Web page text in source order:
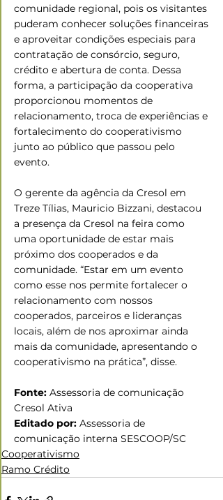
comunidade regional, pois os visitantes
puderam conhecer soluções financeiras
e aproveitar condições especiais para
contratação de consórcio, seguro,
crédito e abertura de conta. Dessa
forma, a participação da cooperativa
proporcionou momentos de
relacionamento, troca de experiências e
fortalecimento do cooperativismo
junto ao público que passou pelo
evento.
O gerente da agência da Cresol em
Treze Tílias, Mauricio Bizzani, destacou
a presença da Cresol na feira como
uma oportunidade de estar mais
próximo dos cooperados e da
comunidade. “Estar em um evento
como esse nos permite fortalecer o
relacionamento com nossos
cooperados, parceiros e lideranças
locais, além de nos aproximar ainda
mais da comunidade, apresentando o
cooperativismo na prática”, disse.
Fonte: Assessoria de comunicação
Cresol Ativa
Editado por: Assessoria de
comunicação interna SESCOOP/SC
Cooperativismo
Ramo Crédito